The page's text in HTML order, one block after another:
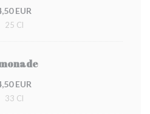
EUR
25 Cl
EUR
33 Cl